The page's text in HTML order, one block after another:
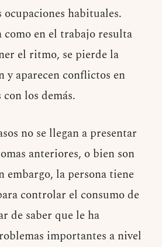
habituales.
como en el trabajo resulta
el ritmo, se pierde la
y aparecen conflictos en
los demás.
no se llegan a presentar
anteriores, o bien son
embargo, la persona tiene
controlar el consumo de
de saber que le ha
importantes a nivel